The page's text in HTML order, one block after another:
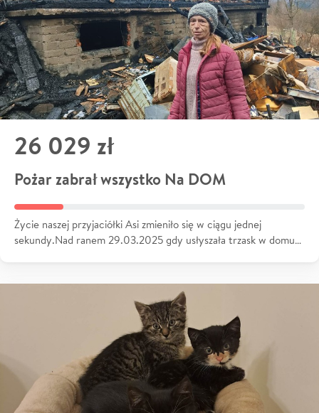
26 029 zł
Pożar zabrał wszystko Na DOM
Życie naszej przyjaciółki Asi zmieniło się w ciągu jednej
sekundy.Nad ranem 29.03.2025 gdy usłyszała trzask w domu…